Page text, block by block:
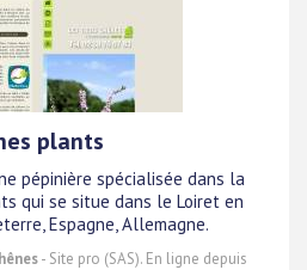
plants
pépinière spécialisée dans la
qui se situe dans le Loiret en
Espagne, Allemagne.
- Site pro (SAS). En ligne depuis